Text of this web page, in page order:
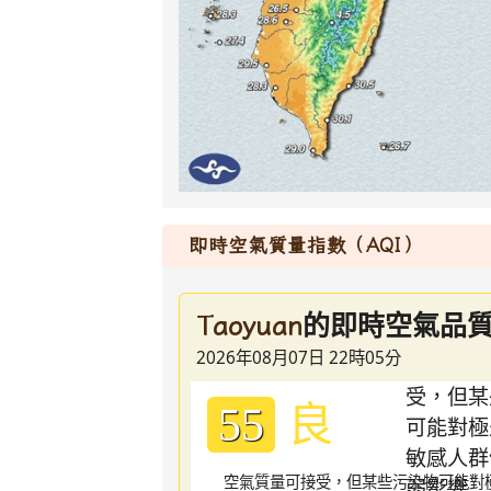
即時空氣質量指數（AQI）
Taoyuan的即時空氣品
2026年08月07日 22時05分
55 良
空氣質量可接受，但某些污染物可能對